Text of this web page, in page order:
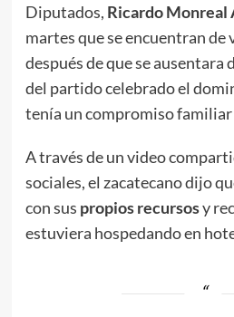
Diputados, Ricardo Monreal
martes que se encuentran de
después de que se ausentara
del partido celebrado el
tenía un compromiso
A través de un video
sociales, el zacatecano dijo
con sus propios recursosy
estuviera hospedando en